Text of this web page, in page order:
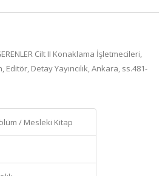
Cilt II Konaklama İşletmecileri,
Detay Yayıncılık, Ankara, ss.481-
/ Mesleki Kitap